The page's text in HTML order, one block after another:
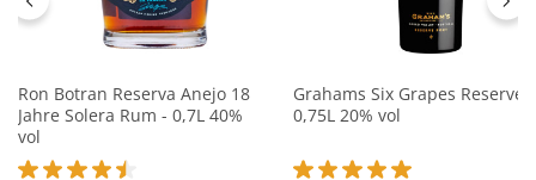
Ron Botran Reserva Anejo 18
Jahre Solera Rum - 0,7L 40%
vol
Grahams Six Grapes Reserve -
0,75L 20% vol